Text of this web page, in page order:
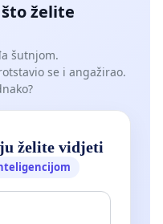
želite
šutnjom.
se i angažirao.
želite vidjeti